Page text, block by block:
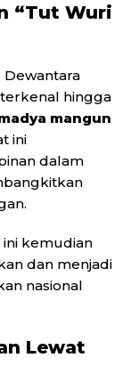
“Tut Wuri
Dewantara
hingga
mangun
ini
dalam
ini kemudian
dan menjadi
nasional
Lewat